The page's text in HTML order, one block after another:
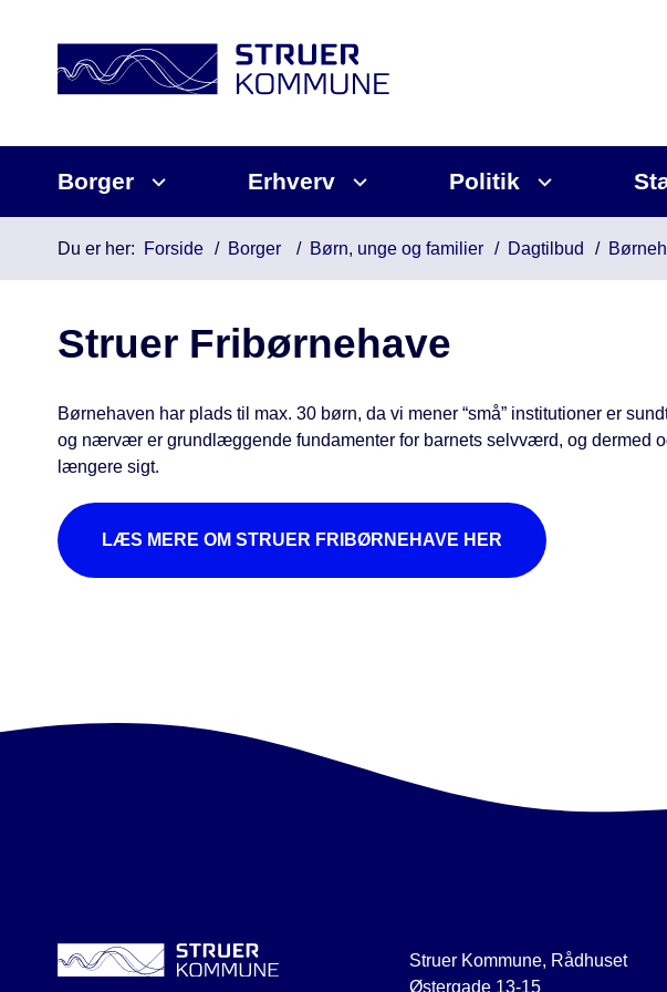
Borger Erhverv Politik
Du er her: Forside Borger Børn, unge og familier Dagtilbud
Struer Fribørnehave
Børnehaven har plads til max. 30 børn, da vi mener “små” institutioner er
og nærvær er grundlæggende fundamenter for barnets selvværd, og dermed
længere sigt.
LÆS MERE OM STRUER FRIBØRNEHAVE HER
Struer Kommune, Rådhuset
Østergade 13-15